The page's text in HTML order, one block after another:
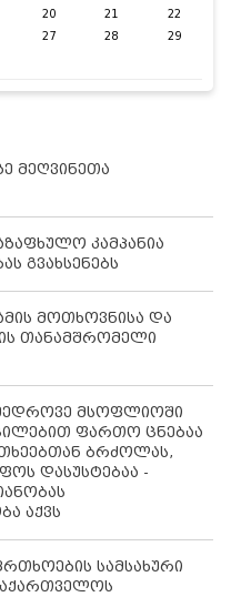
20 21
22
27 28
29
მეღვინეთა
კამპანია
გვახსენებს
მოთხოვნისა და
თანამშრომელი
მსოფლიოში
ფართო ცნებაა
ბრძოლას,
დასუსტებაა -
აქვს
სამსახური